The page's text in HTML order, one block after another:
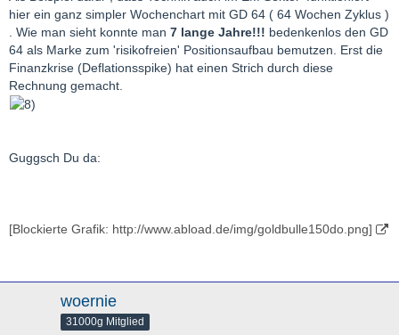
hier ein ganz simpler Wochenchart mit GD 64 ( 64 Wochen Zyklus )
. Wie man sieht konnte man 7 lange Jahre!!! bedenkenlos den GD
64 als Marke zum 'risikofreien' Positionsaufbau bemutzen. Erst die
Finanzkrise (Deflationsspike) hat einen Strich durch diese
Rechnung gemacht.
Guggsch Du da:
[Blockierte Grafik: http://www.abload.de/img/goldbulle150do.png]
woernie
31000g Mitglied